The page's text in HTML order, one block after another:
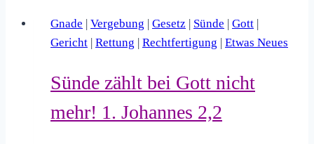
wurde
neu
Hebräer
8,13
Gnade | Vergebung | Gesetz | Sünde | Gott |
Gericht | Rettung | Rechtfertigung | Etwas Neues
Sünde zählt bei Gott nicht
mehr! 1. Johannes 2,2